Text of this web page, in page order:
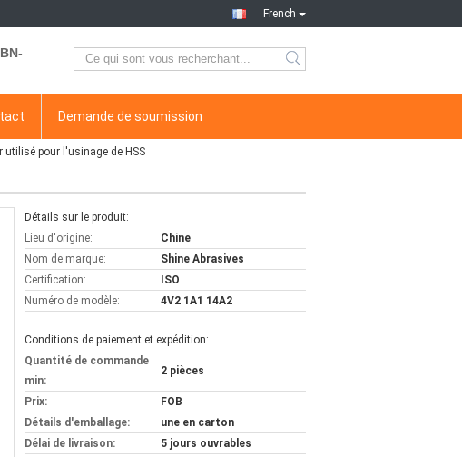
French
Demande de soumission
utilisé pour l'usinage de HSS
Détails sur le produit:
Lieu d'origine:
Chine
Nom de marque:
Shine Abrasives
Certification:
ISO
Numéro de modèle:
4V2 1A1 14A2
Conditions de paiement et expédition:
Quantité de commande
min:
2 pièces
Prix:
FOB
Détails d'emballage:
une en carton
Délai de livraison:
5 jours ouvrables